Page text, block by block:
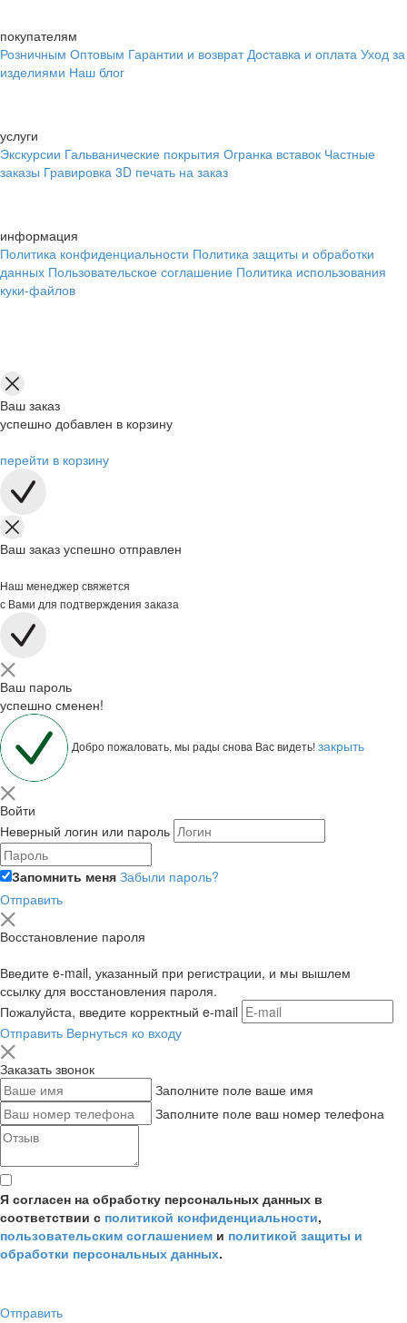
покупателям
Розничным Оптовым Гарантии и возврат Доставка и оплата Уход за
изделиями Наш блог
услуги
Экскурсии Гальванические покрытия Огранка вставок Частные
заказы Гравировка 3D печать на заказ
информация
Политика конфиденциальности Политика защиты и обработки
данных Пользовательское соглашение Политика использования
куки-файлов
Ваш заказ
успешно добавлен в корзину
перейти в корзину
Ваш заказ успешно отправлен
Наш менеджер свяжется
с Вами для подтверждения заказа
Ваш пароль
успешно сменен!
Добро пожаловать, мы рады снова Вас видеть!закрыть
Войти
Неверный логин или пароль
Запомнить меня Забыли пароль?
Отправить
Восстановление пароля
Введите e-mail, указанный при регистрации, и мы вышлем
ссылку для восстановления пароля.
Пожалуйста, введите корректный e-mail
Отправить Вернуться ко входу
Заказать звонок
Заполните поле ваше имя
Заполните поле ваш номер телефона
Я согласен на обработку персональных данных в
соответствии с политикой конфиденциальности,
пользовательским соглашением и политикой защиты и
обработки персональных данных.
Отправить